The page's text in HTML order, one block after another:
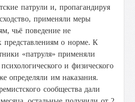
патрули и, пропагандируя
применяли меры
чьё поведение не
представлениям о норме.К
«патруля» применяли
и физического
определяли им наказания.
сообщества дали